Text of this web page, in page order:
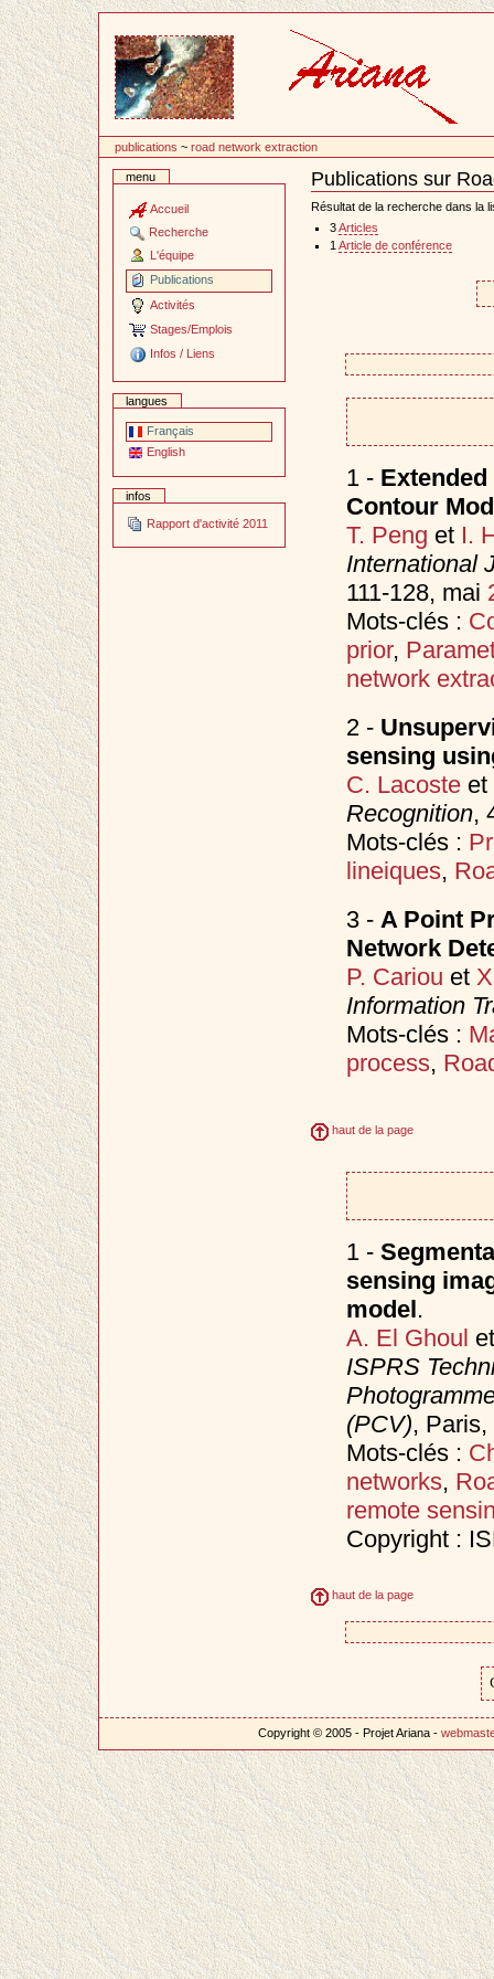
contenu
publications ~road network extraction
menu
Accueil
Recherche
L'équipe
Publications
Activités
Stages/Emplois
Infos / Liens
langues
Français
English
infos
Rapport d'activité 2011
Publications sur
Document
Actions
Résultat de la recherche dans la
3Articles
1 Article de conférence
1 -
Contour
T. Peng et I.
International
111-128, mai
Mots-clés :
prior,
network
2 -
sensing
C. Lacosteet
Recognition,
Mots-clés :
lineiques,
3 - A Point
Network
P. Cariou et
Information
Mots-clés :
process,
haut de la page
1 -
sensing
model.
A. El Ghoul
ISPRS
(PCV),
Mots-clés :
networks,
remote
Copyright :
haut de la page
Copyright © 2005 - Projet Ariana -